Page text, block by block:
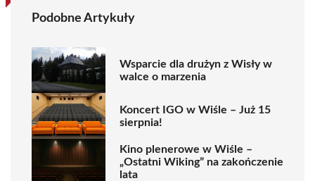
Podobne Artykuły
Wsparcie dla drużyn z Wisły w
walce o marzenia
Koncert IGO w Wiśle – Już 15
sierpnia!
Kino plenerowe w Wiśle –
„Ostatni Wiking” na zakończenie
lata